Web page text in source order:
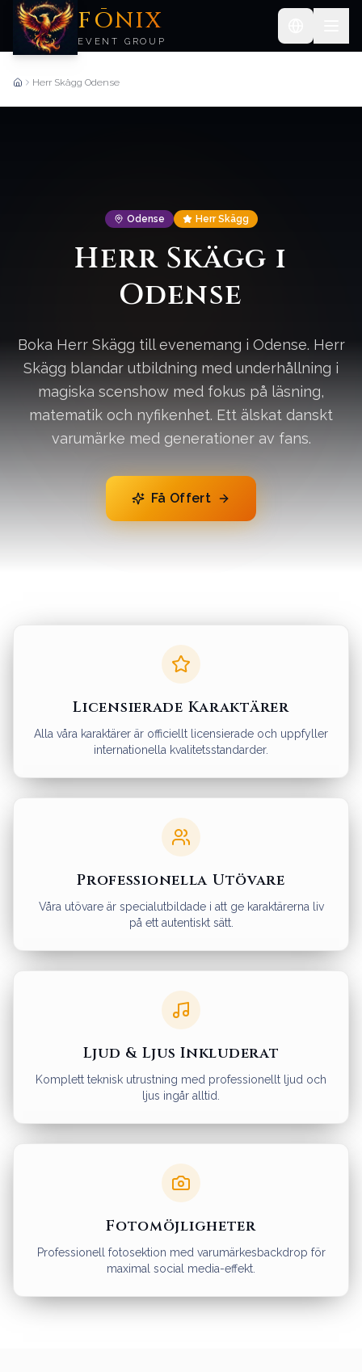
FŌNIX
EVENT GROUP
ForsideHerr Skägg Odense
Odense Herr Skägg
Herr Skägg i
Odense
Boka Herr Skägg till evenemang i Odense. Herr
Skägg blandar utbildning med underhållning i
magiska scenshow med fokus på läsning,
matematik och nyfikenhet. Ett älskat danskt
varumärke med generationer av fans.
Få Offert
Licensierade Karaktärer
Alla våra karaktärer är officiellt licensierade och uppfyller
internationella kvalitetsstandarder.
Professionella Utövare
Våra utövare är specialutbildade i att ge karaktärerna liv
på ett autentiskt sätt.
Ljud & Ljus Inkluderat
Komplett teknisk utrustning med professionellt ljud och
ljus ingår alltid.
Fotomöjligheter
Professionell fotosektion med varumärkesbackdrop för
maximal social media-effekt.